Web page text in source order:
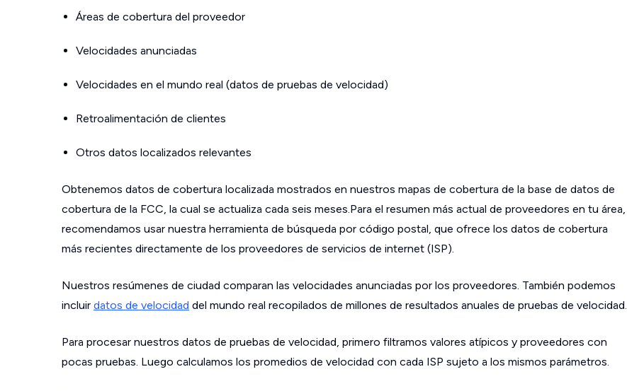
Áreas de cobertura del proveedor
Velocidades anunciadas
Velocidades en el mundo real (datos de pruebas de velocidad)
Retroalimentación de clientes
Otros datos localizados relevantes
Obtenemos datos de cobertura localizada mostrados en nuestros mapas de cobertura de la base de datos de
cobertura de la FCC, la cual se actualiza cada seis meses.Para el resumen más actual de proveedores en tu área,
recomendamos usar nuestra herramienta de búsqueda por código postal, que ofrece los datos de cobertura
más recientes directamente de los proveedores de servicios de internet (ISP).
Nuestros resúmenes de ciudad comparan las velocidades anunciadas por los proveedores. También podemos
incluir datos de velocidad del mundo real recopilados de millones de resultados anuales de pruebas de velocidad.
Para procesar nuestros datos de pruebas de velocidad, primero filtramos valores atípicos y proveedores con
pocas pruebas. Luego calculamos los promedios de velocidad con cada ISP sujeto a los mismos parámetros.